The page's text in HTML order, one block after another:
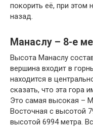
покорить её, при этом
назад.
Манаслу – 8-е
Высота Манаслу
вершина входит в
находится в
сказать, что эта гора
Это самая высокая –
Восточная с высотой
высотой 6994 метра.